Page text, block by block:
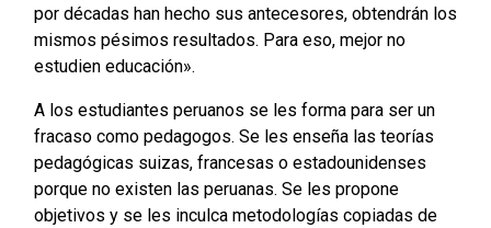
por décadas han hecho sus antecesores, obtendrán los
mismos pésimos resultados. Para eso, mejor no
estudien educación».
A los estudiantes peruanos se les forma para ser un
fracaso como pedagogos. Se les enseña las teorías
pedagógicas suizas, francesas o estadounidenses
porque no existen las peruanas. Se les propone
objetivos y se les inculca metodologías copiadas de